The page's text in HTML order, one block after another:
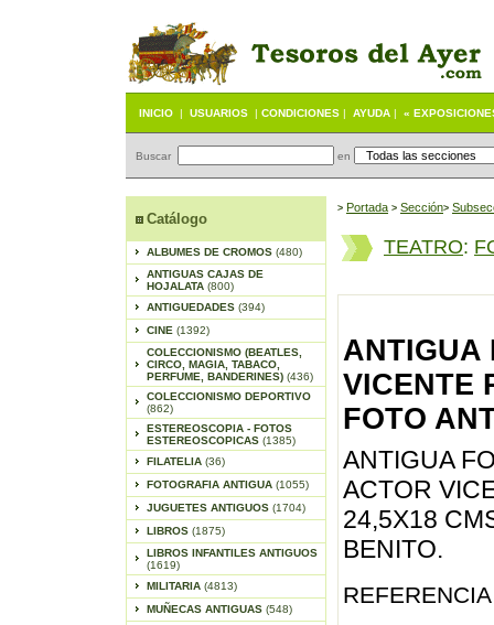
INICIO | USUARIOS | CONDICIONES | AYUDA | «
Buscar en
Catálogo
ALBUMES DE CROMOS (480)
ANTIGUAS CAJAS DE
HOJALATA (800)
ANTIGUEDADES (394)
CINE (1392)
COLECCIONISMO (BEATLES,
CIRCO, MAGIA, TABACO,
PERFUME, BANDERINES) (436)
COLECCIONISMO DEPORTIVO
(862)
ESTEREOSCOPIA - FOTOS
ESTEREOSCOPICAS (1385)
FILATELIA (36)
FOTOGRAFIA ANTIGUA (1055)
JUGUETES ANTIGUOS (1704)
LIBROS (1875)
LIBROS INFANTILES ANTIGUOS
(1619)
MILITARIA (4813)
MUÑECAS ANTIGUAS (548)
> Portada > Sección>
TEATRO:
ANTIGUA
VICENTE
FOTO
ANTIGUA
ACTOR
24,5X18
BENITO.